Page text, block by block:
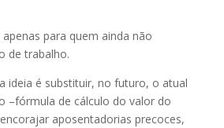
para quem ainda não
de trabalho.
ideia é substituir, no futuro, o atual
–fórmula de cálculo do valor do
aposentadorias precoces,